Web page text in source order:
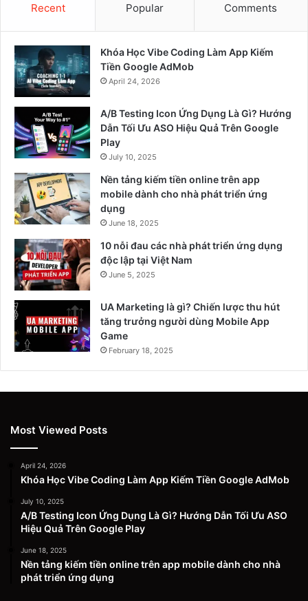
Recent Popular Comments
Khóa Học Vibe Coding Làm App Kiếm
Tiền Google AdMob
April 24, 2026
A/B Testing Icon Ứng Dụng Là Gì? Hướng
Dẫn Tối Ưu ASO Hiệu Quả Trên Google
Play
July 10, 2025
Nền tảng kiếm tiền online trên app
mobile dành cho nhà phát triển ứng
dụng
June 18, 2025
10 nỗi đau các nhà phát triển ứng dụng
độc lập tại Việt Nam
June 5, 2025
UA Marketing là gì? Chiến lược thu hút
tăng trưởng người dùng Mobile App
Game
February 18, 2025
Most Viewed Posts
April 24, 2026
Khóa Học Vibe Coding Làm App Kiếm Tiền Google AdMob
July 10, 2025
A/B Testing Icon Ứng Dụng Là Gì? Hướng Dẫn Tối Ưu ASO
Hiệu Quả Trên Google Play
June 18, 2025
Nền tảng kiếm tiền online trên app mobile dành cho nhà
phát triển ứng dụng